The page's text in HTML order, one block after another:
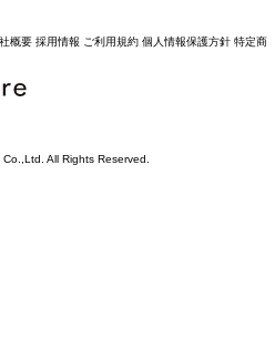
概要 採用情報 ご利用規約 個人情報保護方針 特定商
All Rights Reserved.